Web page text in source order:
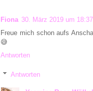
Fiona 30. März 2019 um 18:37
Freue mich schon aufs
😅
Antworten
Antworten